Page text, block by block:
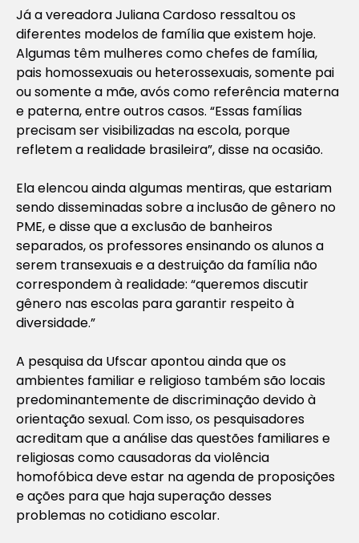
Já a vereadora Juliana Cardoso ressaltou os
diferentes modelos de família que existem hoje.
Algumas têm mulheres como chefes de família,
pais homossexuais ou heterossexuais, somente pai
ou somente a mãe, avós como referência materna
e paterna, entre outros casos. “Essas famílias
precisam ser visibilizadas na escola, porque
refletem a realidade brasileira”, disse na ocasião.
Ela elencou ainda algumas mentiras, que estariam
sendo disseminadas sobre a inclusão de gênero no
PME, e disse que a exclusão de banheiros
separados, os professores ensinando os alunos a
serem transexuais e a destruição da família não
correspondem à realidade: “queremos discutir
gênero nas escolas para garantir respeito à
diversidade.”
A pesquisa da Ufscar apontou ainda que os
ambientes familiar e religioso também são locais
predominantemente de discriminação devido à
orientação sexual. Com isso, os pesquisadores
acreditam que a análise das questões familiares e
religiosas como causadoras da violência
homofóbica deve estar na agenda de proposições
e ações para que haja superação desses
problemas no cotidiano escolar.